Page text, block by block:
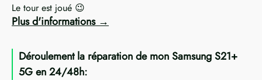
Le tour est joué 😉
Plus d'informations
Déroulement la réparation de mon Samsung S21+
5G en 24/48h: